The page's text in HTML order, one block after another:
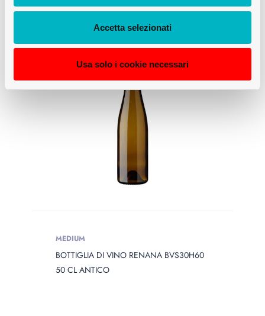
Accetta selezionati
Usa solo i cookie necessari
MEDIUM
BOTTIGLIA DI VINO RENANA BVS30H60
50 CL ANTICO